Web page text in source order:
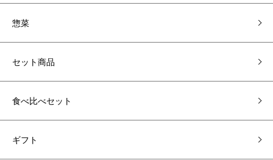
惣菜
セット商品
食べ比べセット
ギフト